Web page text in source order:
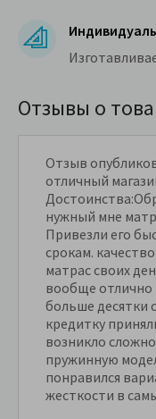
Отзывы о
Отзыв
отличный
нужный мне
Привезли его
срокам.
матрас своих
вообще отлично
больше десятки
кредитку
возникло
пружинную
понравился
жесткости в